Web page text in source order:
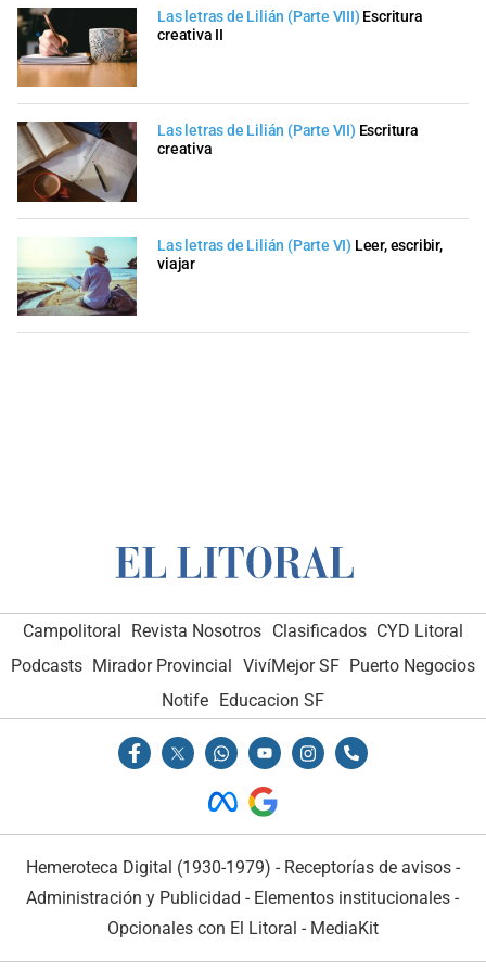
Las letras de Lilián (Parte VIII) Escritura
creativa II
Las letras de Lilián (Parte VII) Escritura
creativa
Las letras de Lilián (Parte VI) Leer, escribir,
viajar
Campolitoral Revista Nosotros Clasificados CYD Litoral
Podcasts Mirador Provincial VivíMejor SF Puerto Negocios
Notife Educacion SF
Hemeroteca Digital (1930-1979) - Receptorías de avisos -
Administración y Publicidad - Elementos institucionales -
Opcionales con El Litoral - MediaKit